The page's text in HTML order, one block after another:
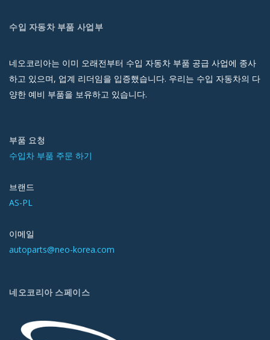
수입 자동차 부품 사업부
네오코리아는 이미 오래전부터 수입 자동차 부품 공급 사업에 종사
하고 있으며, 업계 리더임을 입증했습니다. 우리는 수입 자동차의 다
양한 예비 부품을 보유하고 있습니다.
부품 요청
수입차 부품 주문 하기
브랜드
AS-PL
이메일
autoparts@neo-korea.com
네오코리아 스페이스